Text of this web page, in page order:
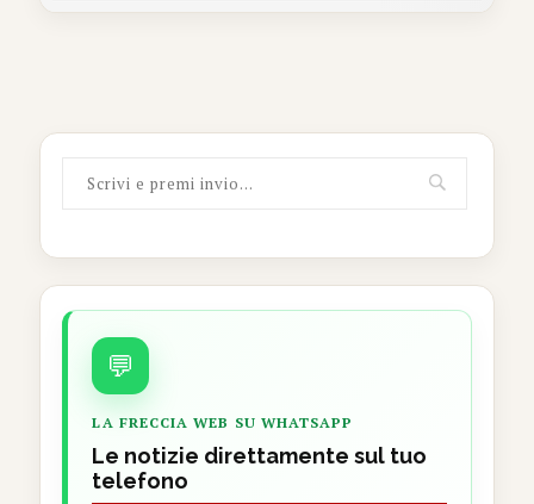
💬
LA FRECCIA WEB SU WHATSAPP
Le notizie direttamente sul tuo
telefono